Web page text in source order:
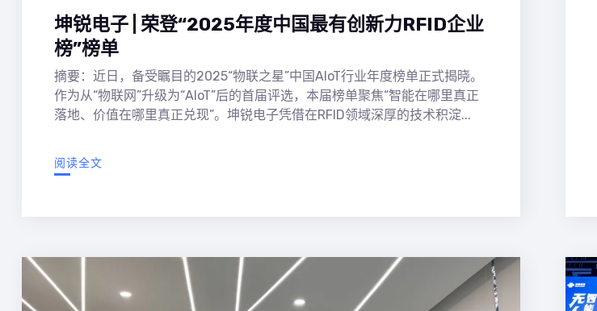
坤锐电子 | 荣登“2025年度中国最有创新力RFID企业
榜”榜单
摘要：近日，备受瞩目的2025“物联之星”中国AIoT行业年度榜单正式揭晓。
作为从“物联网”升级为“AIoT”后的首届评选，本届榜单聚焦“智能在哪里真正
落地、价值在哪里真正兑现”。坤锐电子凭借在RFID领域深厚的技术积淀...
阅读全文